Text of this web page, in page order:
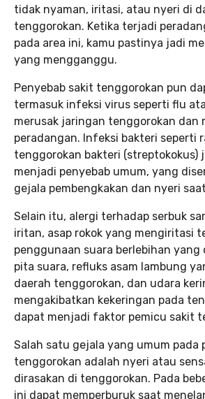
tidak nyaman, iritasi, atau nyeri di
tenggorokan. Ketika terjadi
pada area ini, kamu pastinya jadi
yang mengganggu.
Penyebab sakit tenggorokan pun
termasuk infeksi virus seperti flu
merusak jaringan tenggorokan dan
peradangan. Infeksi bakteri seperti
tenggorokan bakteri (streptokokus)
menjadi penyebab umum, yang
gejala pembengkakan dan nyeri
Selain itu, alergi terhadap serbuk
iritan, asap rokok yang mengiritasi
penggunaan suara berlebihan yang
pita suara, refluks asam lambung
daerah tenggorokan, dan udara
mengakibatkan kekeringan pada
dapat menjadi faktor pemicu sakit
Salah satu gejala yang umum pada
tenggorokan adalah nyeri atau
dirasakan di tenggorokan. Pada
ini dapat memperburuk saat